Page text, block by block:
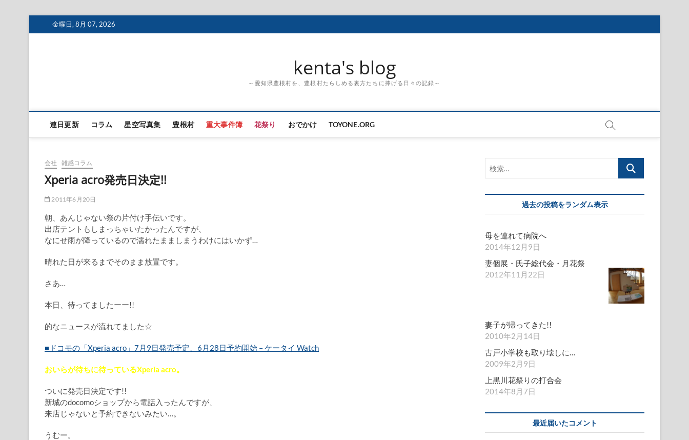
to
金曜日, 8月 07, 2026
kenta's blog
～愛知県豊根村を、豊根村たらしめる裏方たちに捧げる日々の記録～
連日更新 コラム 星空写真集 豊根村 重大事件簿 花祭り おでかけ TOYONE.ORG
会社 雑感コラム
Xperia acro発売日決定!!
2011年6月20日
朝、あんじゃない祭の片付け手伝いです。
出店テントもしまっちゃいたかったんですが、
なにせ雨が降っているので濡れたまましまうわけにはいかず…
晴れた日が来るまでそのまま放置です。
さあ…
本日、待ってましたーー!!
的なニュースが流れてました☆
■ドコモの「Xperia acro」7月9日発売予定、6月28日予約開始 – ケータイ Watch
おいらが待ちに待っているXperia acro。
ついに発売日決定です!!
新城のdocomoショップから電話入ったんですが、
来店じゃないと予約できないみたい…。
うむー。
索…
過去の投稿をランダム表示
母を連れて病院へ
2014年12月9日
妻個展・氏子総代会・月花祭
2012年11月22日
妻子が帰ってきた!!
2010年2月14日
古戸小学校も取り壊しに…
2009年2月9日
上黒川花祭りの打合会
2014年8月7日
最近届いたコメント